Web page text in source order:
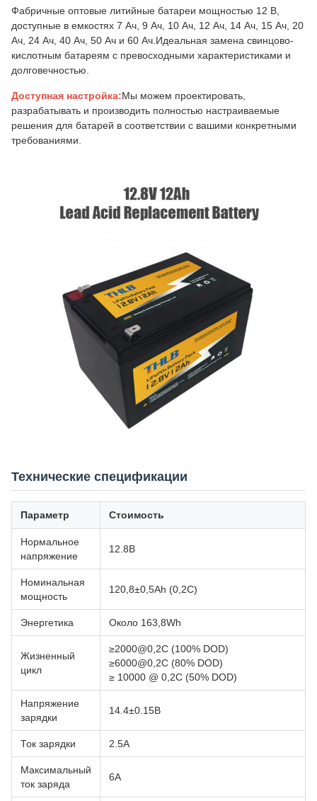
Фабричные оптовые литийные батареи мощностью 12 В,
доступные в емкостях 7 Ач, 9 Ач, 10 Ач, 12 Ач, 14 Ач, 15 Ач, 20
Ач, 24 Ач, 40 Ач, 50 Ач и 60 Ач.Идеальная замена свинцово-
кислотным батареям с превосходными характеристиками и
долговечностью.
Доступная настройка:Мы можем проектировать,
разрабатывать и производить полностью настраиваемые
решения для батарей в соответствии с вашими конкретными
требованиями.
Технические спецификации
Параметр Стоимость
Нормальное
напряжение
12.8В
Номинальная
мощность
120,8±0,5Ah (0,2C)
Энергетика Около 163,8Wh
Жизненный
цикл
≥2000@0,2C (100% DOD)
≥6000@0,2C (80% DOD)
≥ 10000 @ 0,2C (50% DOD)
Напряжение
зарядки
14.4±0.15В
Ток зарядки 2.5А
Максимальный
ток заряда
6А